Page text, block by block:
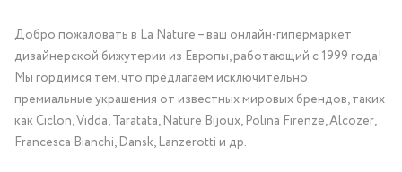
Добро пожаловать в La Nature – ваш онлайн-гипермаркет
дизайнерской бижутерии из Европы, работающий с 1999 года!
Мы гордимся тем, что предлагаем исключительно
премиальные украшения от известных мировых брендов, таких
как Ciclon, Vidda, Taratata, Nature Bijoux, Polina Firenze, Alcozer,
Francesca Bianchi, Dansk, Lanzerotti и др.